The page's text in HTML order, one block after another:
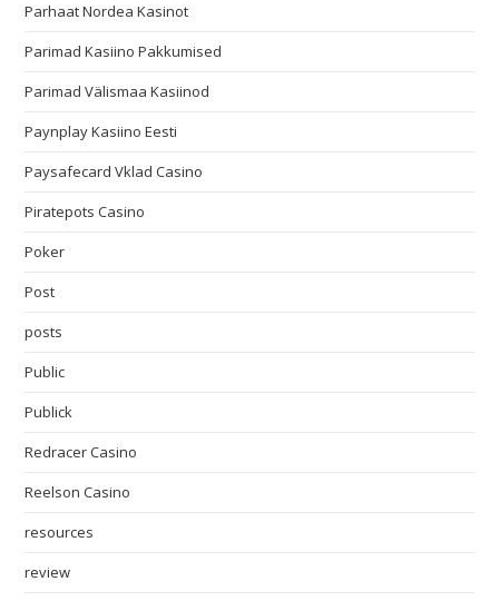
Parhaat Nordea Kasinot
Parimad Kasiino Pakkumised
Parimad Välismaa Kasiinod
Paynplay Kasiino Eesti
Paysafecard Vklad Casino
Piratepots Casino
Poker
Post
posts
Public
Publick
Redracer Casino
Reelson Casino
resources
review